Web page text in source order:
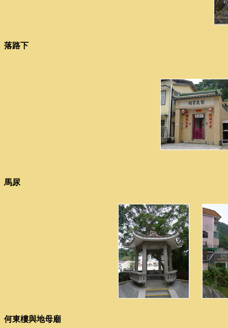
落路下
馬尿
何東樓與地母廟